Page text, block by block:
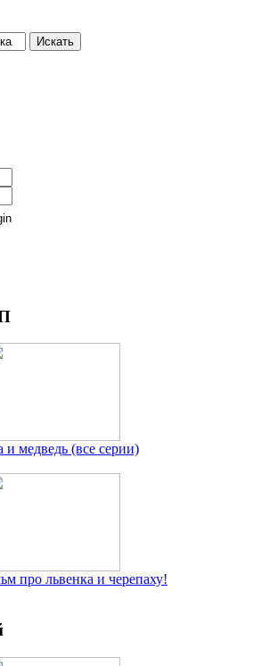
медведь (все серии)
про львенка и черепаху!